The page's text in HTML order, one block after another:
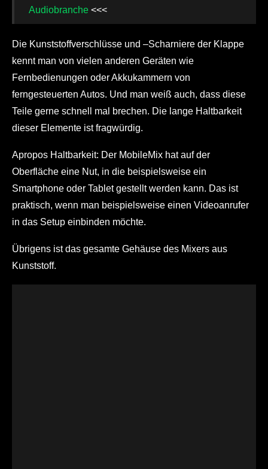
Audiobranche <<<
Die Kunststoffverschlüsse und –Scharniere der Klappe
kennt man von vielen anderen Geräten wie
Fernbedienungen oder Akkukammern von
ferngesteuerten Autos. Und man weiß auch, dass diese
Teile gerne schnell mal brechen. Die lange Haltbarkeit
dieser Elemente ist fragwürdig.
Apropos Haltbarkeit: Der MobileMix hat auf der
Oberfläche eine Nut, in die beispielsweise ein
Smartphone oder Tablet gestellt werden kann. Das ist
praktisch, wenn man beispielsweise einen Videoanrufer
in das Setup einbinden möchte.
Übrigens ist das gesamte Gehäuse des Mixers aus
Kunststoff.